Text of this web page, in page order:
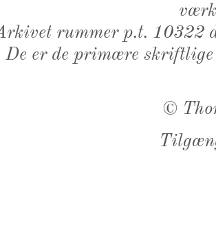
rummer p.t. 10322
De er de primære
©